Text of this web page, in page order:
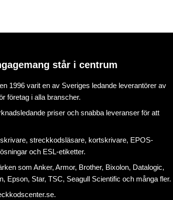
står i centrum
1996 varit en av Sveriges ledande leverantörer av
företag i alla branscher.
priser och snabba leveranser för att
, streckkodsläsare, kortskrivare, EPOS-
och ESL-etiketter.
som Anker, Armor, Brother, Bixolon, Datalogic,
Epson, Star, TSC, Seagull Scientific och många fler.
.